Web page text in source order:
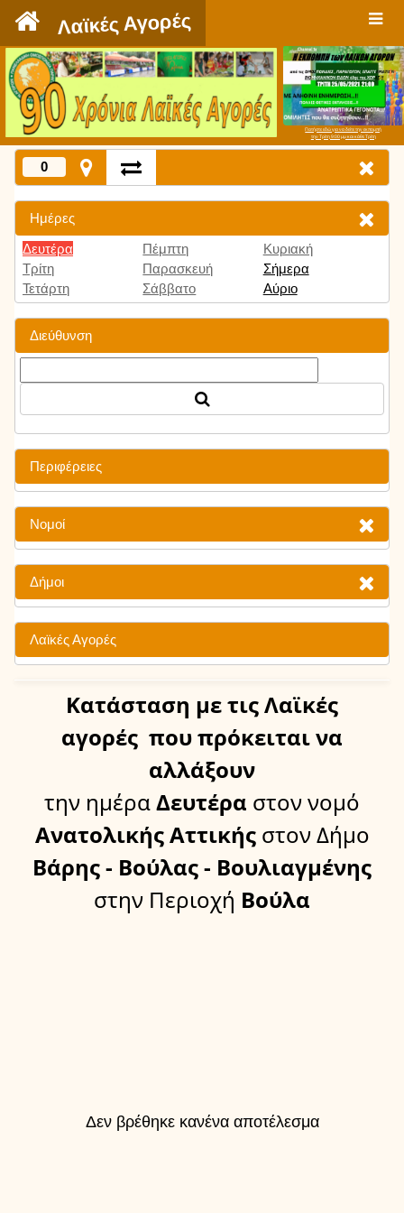
Λαϊκές Αγορές
Πατήστε εδώ για να δείτε την εκπομπή
την Τρίτη 9:00 μμ και κάθε Τρίτη
0
Ημέρες
Δευτέρα
Τρίτη
Τετάρτη
Πέμπτη
Παρασκευή
Σάββατο
Κυριακή
Σήμερα
Αύριο
Διεύθυνση
Περιφέρειες
Νομοί
Δήμοι
Λαϊκές Αγορές
Κατάσταση με τις Λαϊκές
αγορές που πρόκειται να
αλλάξουν
την ημέραΔευτέρα στον νομό
Ανατολικής Αττικής στον Δήμο
Βάρης - Βούλας - Βουλιαγμένης
στην Περιοχή Βούλα
Δεν βρέθηκε κανένα αποτέλεσμα